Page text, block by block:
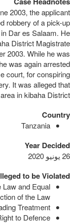
2003, the applicant
robbery of a pick-up
Dar es Salaam. He
District Magistrate
2003. While he was
was again arrested
court, for conspiring
It was alleged that
in kibaha District.
Country
Tanzania
Year Decided
26 يونيو 2020
to be Violated
Law and Equal
of the Law
Treatment
to Defence